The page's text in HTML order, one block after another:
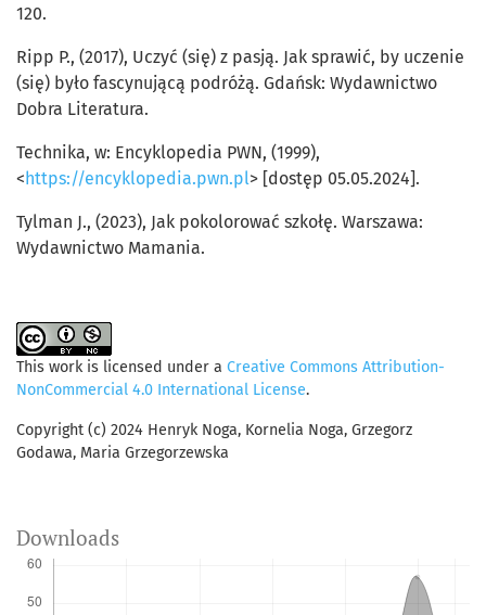
120.
Ripp P., (2017), Uczyć (się) z pasją. Jak sprawić, by uczenie
(się) było fascynującą podróżą. Gdańsk: Wydawnictwo
Dobra Literatura.
Technika, w: Encyklopedia PWN, (1999),
< https://encyklopedia.pwn.pl> [dostęp 05.05.2024].
Tylman J., (2023), Jak pokolorować szkołę. Warszawa:
Wydawnictwo Mamania.
This work is licensed under a Creative Commons Attribution-
NonCommercial 4.0 International License.
Copyright (c) 2024 Henryk Noga, Kornelia Noga, Grzegorz
Godawa, Maria Grzegorzewska
Downloads